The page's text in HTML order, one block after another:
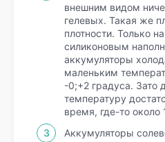
внешним видом
гелевых. Такая же
плотности. Только
силиконовым
аккумуляторы
маленьким
-0;+2 градуса. Зато
температуру
время, где-то около
Аккумуляторы